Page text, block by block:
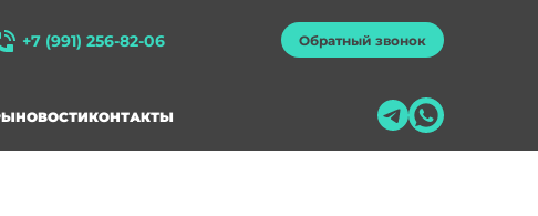
+7 (991) 256-82-06 Обратный звонок
НОВОСТИКОНТАКТЫ